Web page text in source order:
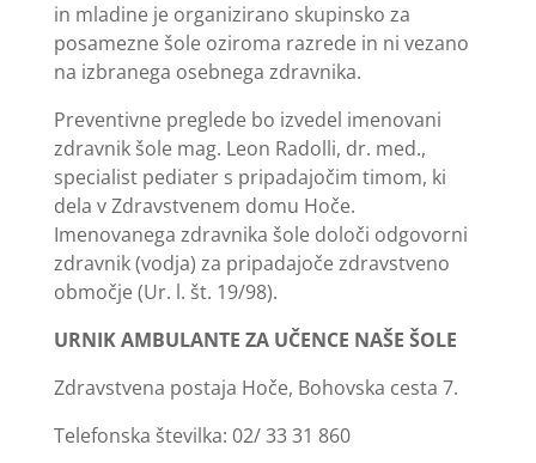
in mladine je organizirano skupinsko za
posamezne šole oziroma razrede in ni vezano
na izbranega osebnega zdravnika.
Preventivne preglede bo izvedel imenovani
zdravnik šole mag. Leon Radolli, dr. med.,
specialist pediater s pripadajočim timom, ki
dela v Zdravstvenem domu Hoče.
Imenovanega zdravnika šole določi odgovorni
zdravnik (vodja) za pripadajoče zdravstveno
območje (Ur. l. št. 19/98).
URNIK AMBULANTE ZA UČENCE NAŠE ŠOLE
Zdravstvena postaja Hoče, Bohovska cesta 7.
Telefonska številka: 02/ 33 31 860